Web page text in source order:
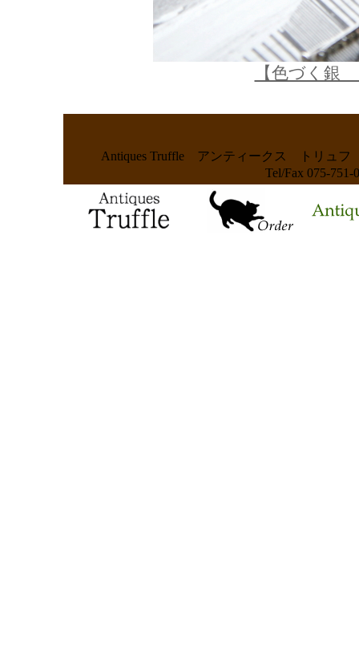
【色づく銀
Antiques Truffle アンティークス トリュ
Tel/Fax 075-